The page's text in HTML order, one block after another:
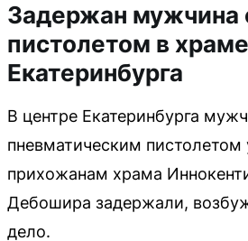
Задержан мужчина
пистолетом в храме
Екатеринбурга
В центре Екатеринбурга
пневматическим пистолетом
прихожанам храма
Дебошира задержали,
дело.